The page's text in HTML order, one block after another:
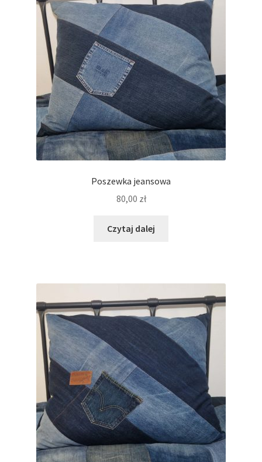
Poszewka jeansowa
80,00 zł
Czytaj dalej